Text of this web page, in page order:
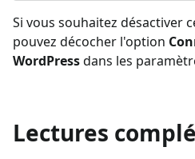
Si vous souhaitez désactiver
pouvez décocher l'option
WordPressdans les
Lectures